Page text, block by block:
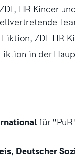
HR Kinder
ZDF HR
in der
für
Deutscher